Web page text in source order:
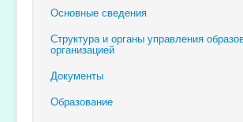
Основные сведения
Структура и органы управления
организацией
Документы
Образование